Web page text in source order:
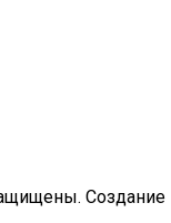
Создание